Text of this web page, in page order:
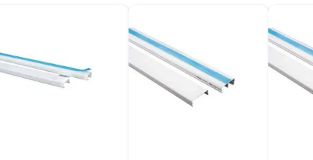
se é durável ou não durável.
que não é destruído pelo consumo; há o desgaste